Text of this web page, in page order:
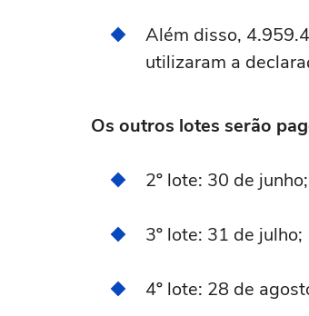
Além disso,
utilizaram a
Os outros lotes serão
2º lote: 30 de junho;
3º lote: 31 de julho;
4º lote: 28 de